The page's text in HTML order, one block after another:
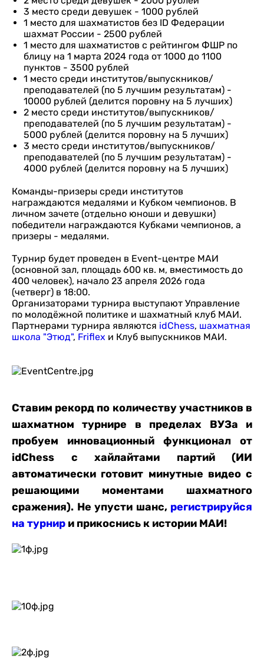
3 место среди девушек - 1000 рублей
1 место для шахматистов без ID Федерации
шахмат России - 2500 рублей
1 место для шахматистов с рейтингом ФШР по
блицу на 1 марта 2024 года от 1000 до 1100
пунктов - 3500 рублей
1 место среди институтов/выпускников/
преподавателей (по 5 лучшим результатам) -
10000 рублей (делится поровну на 5 лучших)
2 место среди институтов/выпускников/
преподавателей (по 5 лучшим результатам) -
5000 рублей (делится поровну на 5 лучших)
3 место среди институтов/выпускников/
преподавателей (по 5 лучшим результатам) -
4000 рублей (делится поровну на 5 лучших)
Команды-призеры среди институтов
награждаются медалями и Кубком чемпионов. В
личном зачете (отдельно юноши и девушки)
победители награждаются Кубками чемпионов, а
призеры - медалями.
Турнир будет проведен в Event-центре МАИ
(основной зал, площадь 600 кв. м, вместимость до
400 человек), начало 23 апреля 2026 года
(четверг) в 18:00.
Организаторами турнира выступают Управление
по молодёжной политике и шахматный клуб МАИ.
Партнерами турнира являются idChess, шахматная
школа "Этюд", Friflex и Клуб выпускников МАИ.
Ставим рекорд по количеству участников в
шахматном турнире в пределах ВУЗа и
пробуем инновационный функционал от
idChess с хайлайтами партий (ИИ
автоматически готовит минутные видео с
решающими моментами шахматного
сражения). Не упусти шанс, регистрируйся
на турнир и прикоснись к истории МАИ!